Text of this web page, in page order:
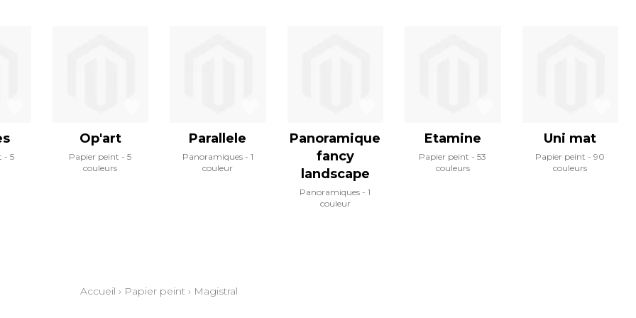
5
Op'art
Papier peint
5
couleurs
Parallele
Panoramiques
1
couleur
Panoramique
fancy
landscape
Panoramiques
1
couleur
Etamine
Papier peint
53
couleurs
Uni mat
Papier peint
90
couleurs
Accueil › Papier peint › Magistral